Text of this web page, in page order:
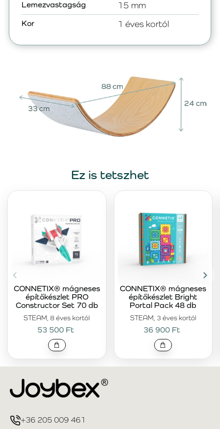
Lemezvastagság 15 mm
Kor 1 éves kortól
Ez is tetszhet
STEAM, 8 éves kortól
CONNETIX® mágneses
építőkészlet PRO
Constructor Set 70 db
53 500 Ft
STEAM, 3 éves kortól
CONNETIX® mágneses
építőkészlet Bright
Portal Pack 48 db
36 900 Ft
+36 205 009 461